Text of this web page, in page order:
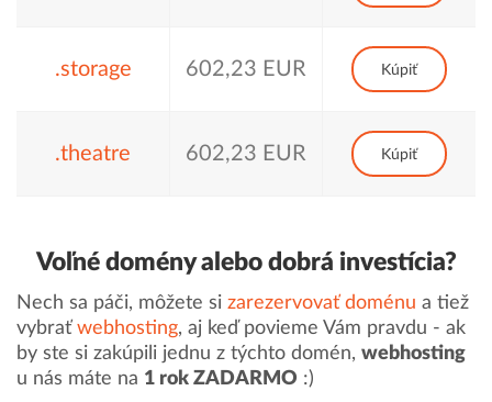
.storage 602,23 EUR Kúpiť
.theatre 602,23 EUR Kúpiť
Voľné domény alebo dobrá investícia?
Nech sa páči, môžete si zarezervovať doménu a tiež
vybrať webhosting, aj keď povieme Vám pravdu - ak
by ste si zakúpili jednu z týchto domén, webhosting
u nás máte na 1 rok ZADARMO :)